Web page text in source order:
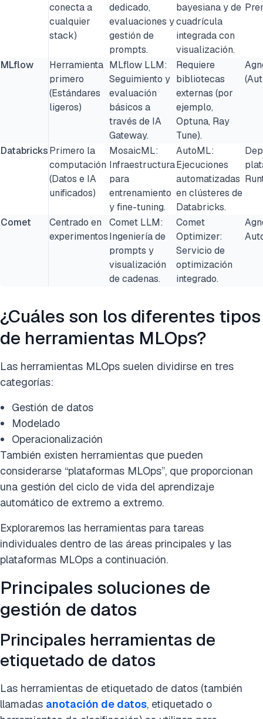
conecta a
cualquier
stack)
dedicado,
evaluaciones y
gestión de
prompts.
bayesiana y de
cuadrícula
integrada con
visualización.
MLflow
Herramienta
primero
(Estándares
ligeros)
MLflow LLM:
Seguimiento y
evaluación
básicos a
través de IA
Gateway.
Requiere
bibliotecas
externas (por
ejemplo,
Optuna, Ray
Tune).
DatabricksPrimero la
computación
(Datos e IA
unificados)
MosaicML:
Infraestructura
para
entrenamiento
y fine-tuning.
AutoML:
Ejecuciones
automatizadas
en clústeres de
Databricks.
Comet
Centrado en
experimentos
Comet LLM:
Ingeniería de
prompts y
visualización
de cadenas.
Comet
Optimizer:
Servicio de
optimización
integrado.
¿Cuáles son los diferentes tipos
de herramientas MLOps?
Las herramientas MLOps suelen dividirse en tres
categorías:
Gestión de datos
Modelado
Operacionalización
También existen herramientas que pueden
considerarse “plataformas MLOps”, que proporcionan
una gestión del ciclo de vida del aprendizaje
automático de extremo a extremo.
Exploraremos las herramientas para tareas
individuales dentro de las áreas principales y las
plataformas MLOps a continuación.
Principales soluciones de
gestión de datos
Principales herramientas de
etiquetado de datos
Las herramientas de etiquetado de datos (también
llamadas anotación de datos, etiquetado o